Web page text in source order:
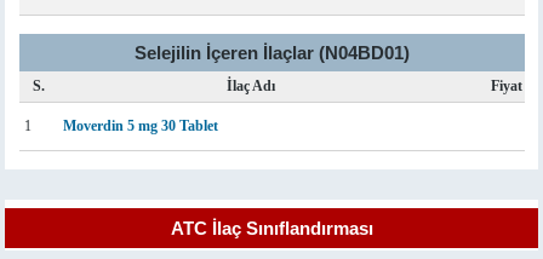
Selejilin İçeren İlaçlar (N04BD01)
S. İlaç Adı Fiyat
1 Moverdin 5 mg 30 Tablet
ATC İlaç Sınıflandırması